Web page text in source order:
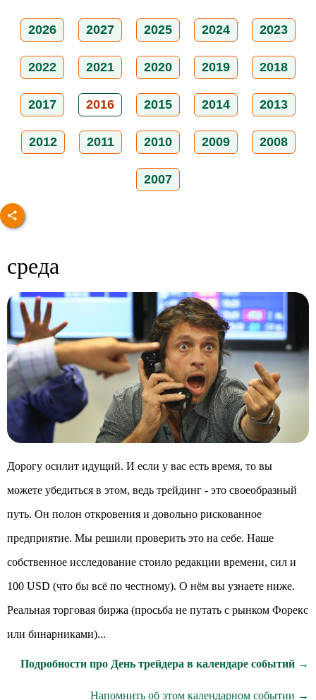
2026 2027 2025 2024 2023
2022 2021 2020 2019 2018
2017 2016 2015 2014 2013
2012 2011 2010 2009 2008
2007
среда
Дорогу осилит идущий. И если у вас есть время, то вы
можете убедиться в этом, ведь трейдинг - это своеобразный
путь. Он полон откровения и довольно рискованное
предприятие. Мы решили проверить это на себе. Наше
собственное исследование стоило редакции времени, сил и
100 USD (что бы всё по честному). О нём вы узнаете ниже.
Реальная торговая биржа (просьба не путать с рынком Форекс
или бинарниками)...
Подробности про День трейдера в календаре событий →
Напомнить об этом календарном событии →